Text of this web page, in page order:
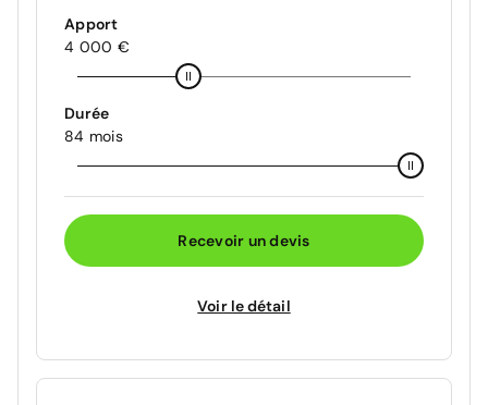
Apport
4 000 €
Durée
84 mois
Recevoir un devis
Voir le détail